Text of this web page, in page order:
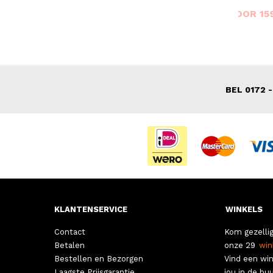
VOOR
BEL 0172
KLANTENSERVICE
Contact
Betalen
Bestellen en Bezorgen
WINKELS
Kom
onze 29
Vind een